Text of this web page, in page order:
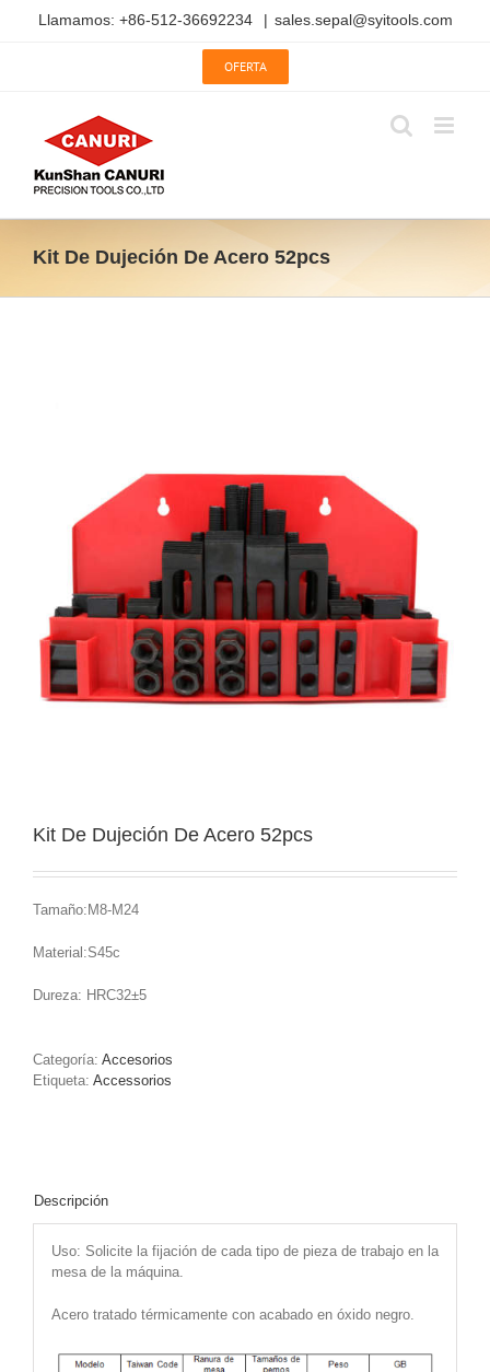
Llamamos: +86-512-36692234 | sales.sepal@syitools.com
OFERTA
Kit De Dujeción De Acero 52pcs
Kit De Dujeción De Acero 52pcs
Tamaño:M8-M24
Material:S45c
Dureza: HRC32±5
Categoría: Accesorios
Etiqueta: Accessorios
Descripción
Uso: Solicite la fijación de cada tipo de pieza de trabajo en la
mesa de la máquina.
Acero tratado térmicamente con acabado en óxido negro.